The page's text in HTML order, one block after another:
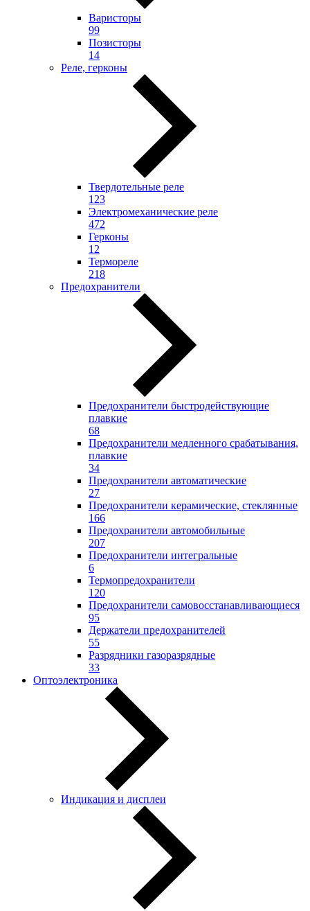
Варисторы
99
Позисторы
14
Реле, герконы
Твердотельные реле
123
Электромеханические реле
472
Герконы
12
Термореле
218
Предохранители
Предохранители быстродействующие
плавкие
68
Предохранители медленного срабатывания,
плавкие
34
Предохранители автоматические
27
Предохранители керамические, стеклянные
166
Предохранители автомобильные
207
Предохранители интегральные
6
Термопредохранители
120
Предохранители самовосстанавливающиеся
95
Держатели предохранителей
55
Разрядники газоразрядные
33
Оптоэлектроника
Индикация и дисплеи